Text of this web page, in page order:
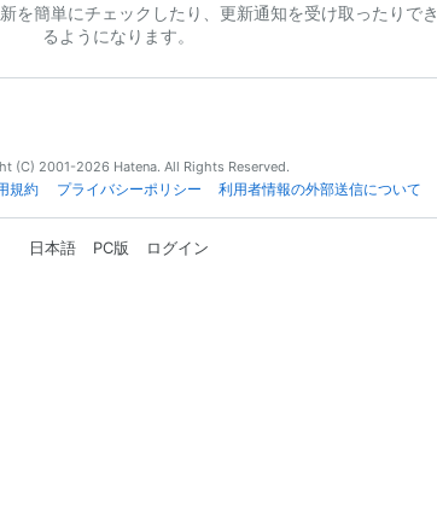
を簡単にチェックしたり、更新通知を受け取ったりでき
るようになります。
(C) 2001-2026 Hatena. All Rights Reserved.
規約 プライバシーポリシー 利用者情報の外部送信について
日本語 PC版 ログイン